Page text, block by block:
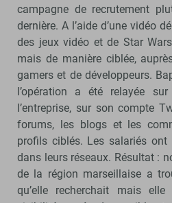
campagne de recrutement
dernière. A l’aide d’une vidéo
des jeux vidéo et de Star
mais de manière ciblée,
gamers et de développeurs.
l’opération a été relayée
l’entreprise, sur son compte
forums, les blogs et les
profils ciblés. Les salariés
dans leurs réseaux. Résultat :
de la région marseillaise a
qu’elle recherchait mais